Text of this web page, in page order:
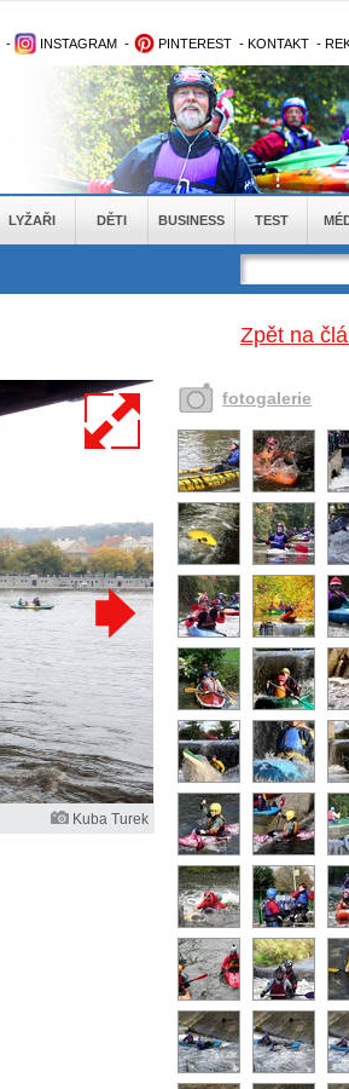
- INSTAGRAM - PINTEREST - KONTAKT -
LYŽAŘI DĚTI BUSINESS TEST
Zpět na
Kuba Turek
fotogalerie